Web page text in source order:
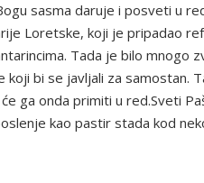
sasma daruje i posveti u
Loretske, koji je pripadao
Tada je bilo mnogo
koji bi se javljali za samostan.
ga onda primiti u red.Sveti
kao pastir stada kod